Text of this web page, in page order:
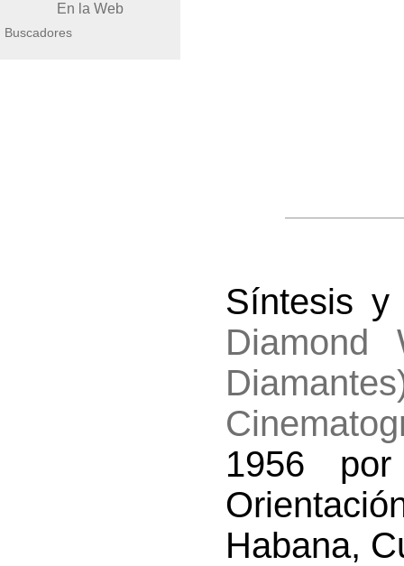
En la Web
Buscadores
Síntesis
1956
Habana,